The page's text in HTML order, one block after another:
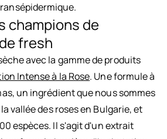
champions de
fresh
avec la gamme de produits
Intense à la Rose. Une formule à
un ingrédient que nous sommes
vallée des roses en Bulgarie, et
espèces. Il s'agit d'un extrait